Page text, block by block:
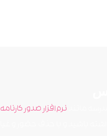
نرم‌افزار صدور کارنامه